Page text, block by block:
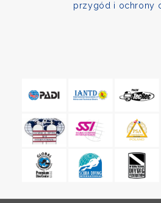
przygód i ochrony